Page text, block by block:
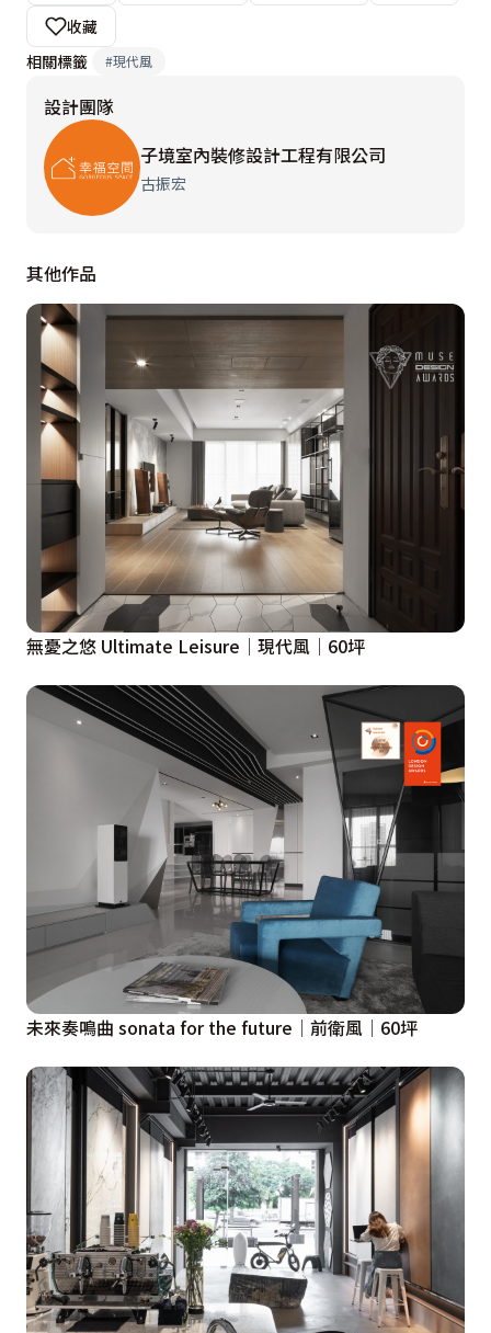
域。開放式的書房以半高牆和客廳相隔，視線不受阻擋空
間更顯穿透。
  全室無門框的設計讓每個平面保持整體美感，簡單俐
落，餐廳主牆以黑皮漆鋪陳，隨興的塗鴨或是當作備忘留
言板都很適合，中段用扁鐵勾勒出檯面俐落有型；廚房上
方包覆噴砂梧桐木的結構大樑虛化了存在感，白色天花的
鋪陳，可直接當砧板使用。
  主臥弧型的壁面在砌磚時就已經開始下功夫，轉角的收
邊及細節看出細膩的工法。主浴雙洗手檯下方搭構起白色
烤漆的木作櫃體，凹槽提供屋主放毛巾和衣物，從小地方
可以發現設計師的貼心。
  子境設計古振宏設計師掌握了現代簡約的元素，為年輕
屋主開創了全新的生活樣貌。
收藏
相關標籤
#現代風
設計團隊
子境室內裝修設計工程有限公司
古振宏
其他作品
無憂之悠 Ultimate Leisure│現代風│60坪
未來奏鳴曲 sonata for the future│前衛風│60坪